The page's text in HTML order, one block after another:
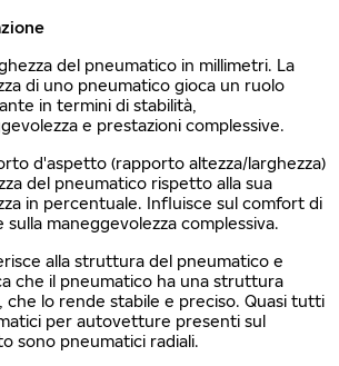
del pneumatico in millimetri. La
di uno pneumatico gioca un ruolo
in termini di stabilità,
e prestazioni complessive.
d'aspetto (rapporto altezza/larghezza)
del pneumatico rispetto alla sua
in percentuale. Influisce sul comfort di
sulla maneggevolezza complessiva.
alla struttura del pneumatico e
che il pneumatico ha una struttura
che lo rende stabile e preciso. Quasi tutti
per autovetture presenti sul
sono pneumatici radiali.